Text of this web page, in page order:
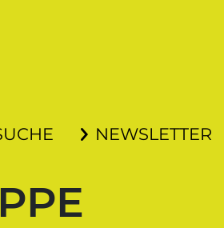
VERKLEINERN
NEWSLETTER